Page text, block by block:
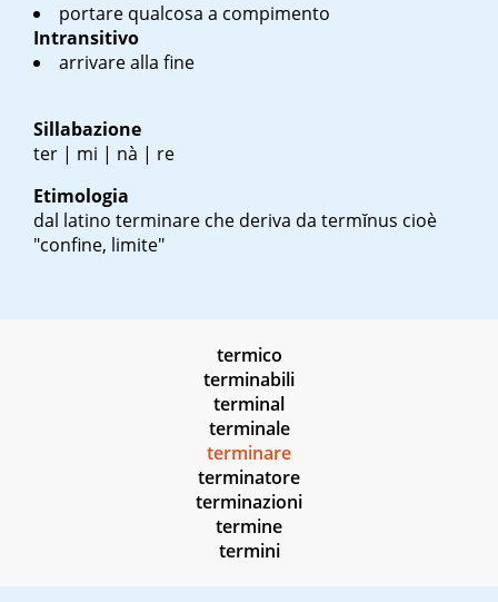
portare qualcosa a compimento
Intransitivo
arrivare alla fine
Sillabazione
ter | mi | nà | re
Etimologia
dal latino terminare che deriva da termĭnus cioè
"confine, limite"
termico
terminabili
terminal
terminale
terminare
terminatore
terminazioni
termine
termini